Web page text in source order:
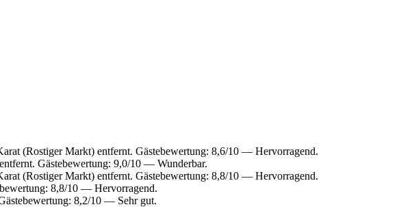
(Rostiger Markt) entfernt. Gästebewertung: 8,6/10 — Hervorragend.
Gästebewertung: 9,0/10 — Wunderbar.
(Rostiger Markt) entfernt. Gästebewertung: 8,8/10 — Hervorragend.
8,8/10 — Hervorragend.
8,2/10 — Sehr gut.